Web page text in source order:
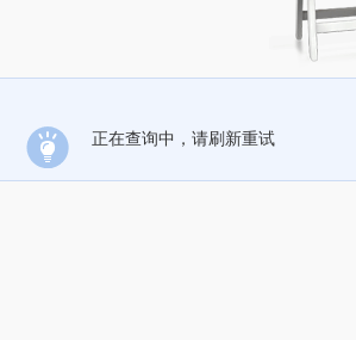
正在查询中，请刷新重试